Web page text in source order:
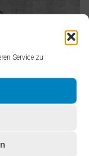
Service zu
am Stammsitz in
Versuche /